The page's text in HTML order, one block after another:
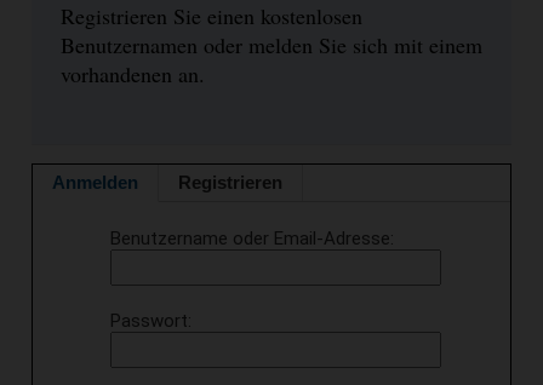
Registrieren Sie einen kostenlosen
Benutzernamen oder melden Sie sich mit einem
vorhandenen an.
Anmelden Registrieren
Benutzername oder Email-Adresse
Passwort